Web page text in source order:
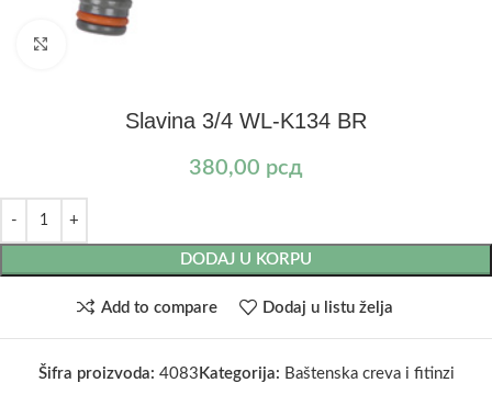
Slavina 3/4 WL-K134 BR
380,00 рсд
DODAJ U KORPU
Add to compare Dodaj u listu želja
Šifra proizvoda: 4083 Kategorija: Baštenska creva i fitinzi